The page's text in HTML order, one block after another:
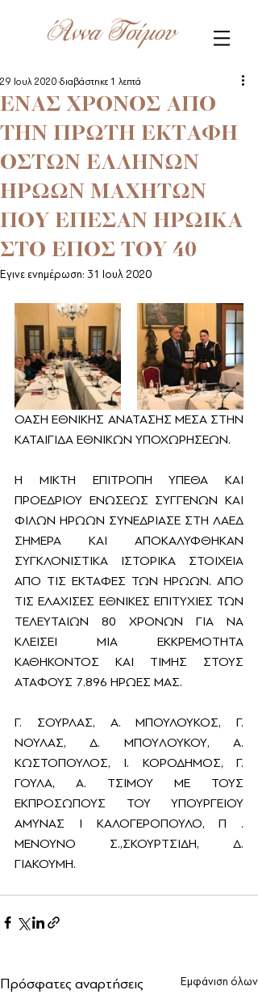
Άννα Τσίμου
ΕΝΑΣ ΧΡΟΝΟΣ ΑΠΟ
ΤΗΝ ΠΡΩΤΗ ΕΚΤΑΦΗ
ΟΣΤΩΝ ΕΛΛΗΝΩΝ
ΗΡΩΩΝ ΜΑΧΗΤΩΝ
ΠΟΥ ΕΠΕΣΑΝ ΗΡΩΙΚΑ
ΣΤΟ ΕΠΟΣ ΤΟΥ 40
29 Ιουλ 2020 διαβάστηκε 1 λεπτά
Έγινε ενημέρωση: 31 Ιουλ 2020
ΟΑΣΗ ΕΘΝΙΚΗΣ ΑΝΑΤΑΣΗΣ ΜΕΣΑ ΣΤΗΝ
ΚΑΤΑΙΓΙΔΑ ΕΘΝΙΚΩΝ ΥΠΟΧΩΡΗΣΕΩΝ.
Η ΜΙΚΤΗ ΕΠΙΤΡΟΠΗ ΥΠΕΘΑ ΚΑΙ
ΠΡΟΕΔΡΙΟΥ ΕΝΩΣΕΩΣ ΣΥΓΓΕΝΩΝ ΚΑΙ
ΦΙΛΩΝ ΗΡΩΩΝ ΣΥΝΕΔΡΙΑΣΕ ΣΤΗ ΛΑΕΔ
ΣΗΜΕΡΑ ΚΑΙ ΑΠΟΚΑΛΥΦΘΗΚΑΝ
ΣΥΓΚΛΟΝΙΣΤΙΚΑ ΙΣΤΟΡΙΚΑ ΣΤΟΙΧΕΙΑ
ΑΠΟ ΤΙΣ ΕΚΤΑΦΕΣ ΤΩΝ ΗΡΩΩΝ. ΑΠΟ
ΤΙΣ ΕΛΑΧΙΣΕΣ ΕΘΝΙΚΕΣ ΕΠΙΤΥΧΙΕΣ ΤΩΝ
ΤΕΛΕΥΤΑΙΩΝ 80 ΧΡΟΝΩΝ ΓΙΑ ΝΑ
ΚΛΕΙΣΕΙ ΜΙΑ ΕΚΚΡΕΜΟΤΗΤΑ
ΚΑΘΗΚΟΝΤΟΣ ΚΑΙ ΤΙΜΗΣ ΣΤΟΥΣ
ΑΤΑΦΟΥΣ 7.896 ΗΡΩΕΣ ΜΑΣ.
Γ. ΣΟΥΡΛΑΣ, Α. ΜΠΟΥΛΟΥΚΟΣ, Γ.
ΝΟΥΛΑΣ, Δ. MΠOYΛOYKOY, Α.
ΚΩΣΤΟΠΟΥΛΟΣ, Ι. ΚΟΡΟΔΗΜΟΣ, Γ.
ΓΟΥΛΑ, Α. ΤΣΙΜΟΥ ΜΕ ΤΟΥΣ
ΕΚΠΡΟΣΩΠΟΥΣ ΤΟΥ ΥΠΟΥΡΓΕΙΟΥ
ΑΜΥΝΑΣ Ι ΚΑΛΟΓΕΡΟΠΟΥΛΟ, Π .
ΜΕΝΟΥΝΟ Σ.,ΣΚΟΥΡΤΣΙΔΗ, Δ.
ΓΙΑΚΟΥΜΗ.
Πρόσφατες αναρτήσεις Εμφάνιση όλων